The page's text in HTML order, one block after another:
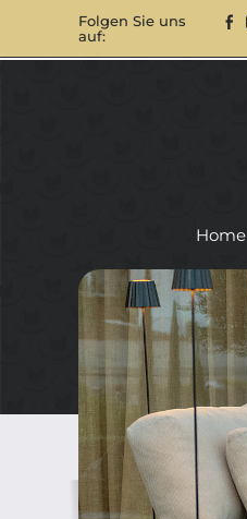
Folgen Sie uns
auf:
Home